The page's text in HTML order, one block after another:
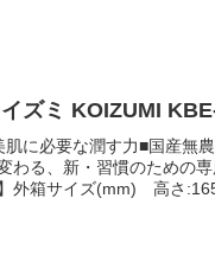
ズミ KOIZUMI
肌に必要な潤す力■国産無
わる、新・習慣のための
外箱サイズ(mm) 高さ